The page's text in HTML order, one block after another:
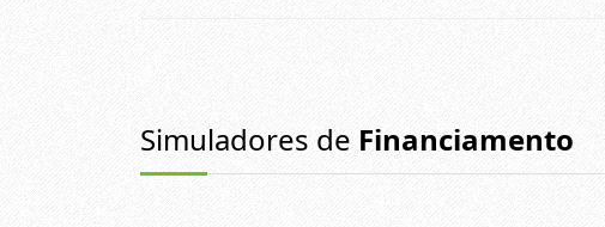
Simuladores de Financiamento